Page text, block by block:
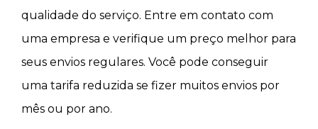
qualidade do serviço. Entre em contato com
uma empresa e verifique um preço melhor para
seus envios regulares. Você pode conseguir
uma tarifa reduzida se fizer muitos envios por
mês ou por ano.